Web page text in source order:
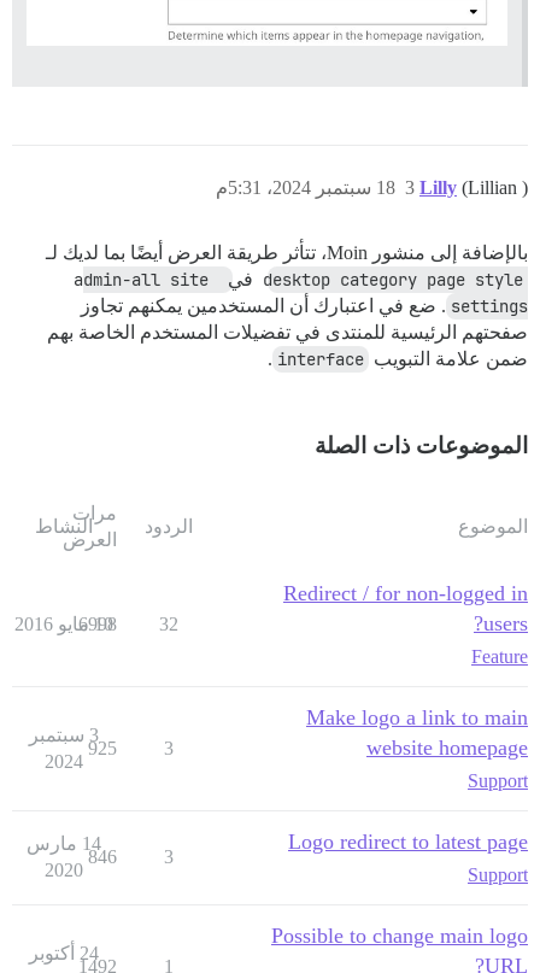
Lilly (Lillian ) 18 سبتمبر 2024، 5:31م 3
بالإضافة إلى منشور Moin، تتأثر طريقة العرض أيضًا بما لديك لـ
desktop category page style في
admin-all site
settings . ضع في اعتبارك أن المستخدمين يمكنهم تجاوز
صفحتهم الرئيسية للمنتدى في تفضيلات المستخدم الخاصة بهم
ضمن علامة التبويب interface
.
الموضوعات ذات الصلة
الموضوع الردود
مرات
العرض
النشاط
Redirect / for non-logged in
users?
Feature
32
6998
10 مايو 2016
Make logo a link to main
website homepage
Support
3
925
3 سبتمبر
2024
Logo redirect to latest page
Support
3
846
14 مارس
2020
Possible to change main logo
URL?
1
1492
24 أكتوبر